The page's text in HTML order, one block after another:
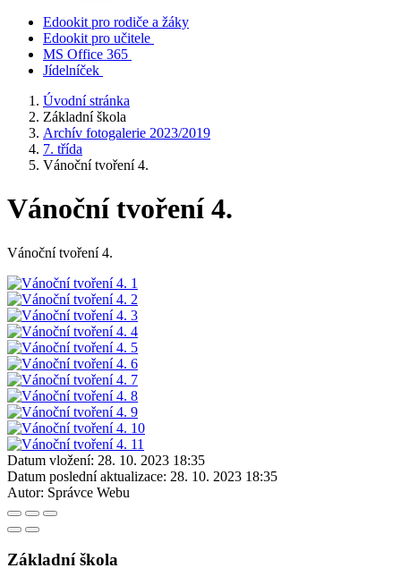
Edookit pro rodiče a žáky
Edookit pro učitele
MS Office 365
Jídelníček
Úvodní stránka
Základní škola
Archív fotogalerie 2023/2019
7. třída
Vánoční tvoření 4.
Vánoční tvoření 4.
Vánoční tvoření 4.
Datum vložení: 28. 10. 2023 18:35
Datum poslední aktualizace: 28. 10. 2023 18:35
Autor: Správce Webu
Základní škola